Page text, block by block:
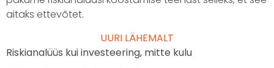
aitaks ettevõtet.
UURI LÄHEMALT
Riskianalüüs kui investeering, mitte kulu